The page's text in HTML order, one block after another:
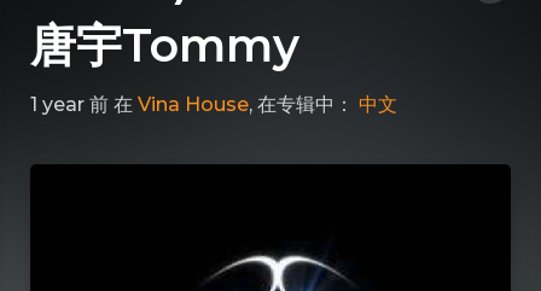
唐宇Tommy
1 year 前 在 Vina House, 在专辑中： 中文